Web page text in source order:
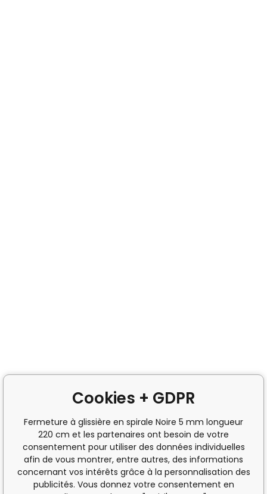
Cookies + GDPR
Fermeture à glissière en spirale Noire 5 mm longueur
220 cm et les partenaires ont besoin de votre
consentement pour utiliser des données individuelles
afin de vous montrer, entre autres, des informations
concernant vos intérêts grâce à la personnalisation des
publicités. Vous donnez votre consentement en